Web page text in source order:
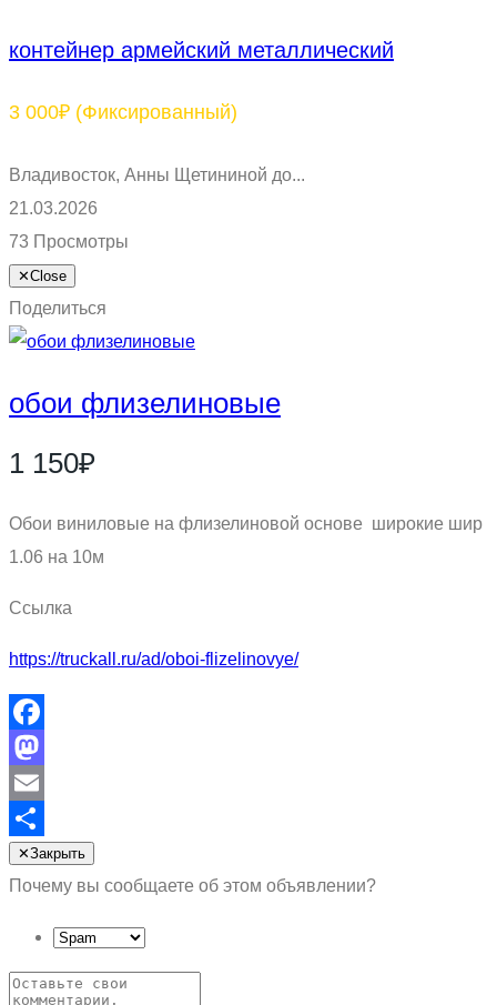
контейнер армейский металлический
3 000₽ (Фиксированный)
Владивосток, Анны Щетининой до...
21.03.2026
73 Просмотры
✕Close
Поделиться
обои флизелиновые
1 150₽
Обои виниловые на флизелиновой основе широкие шир
1.06 на 10м
Ссылка
https://truckall.ru/ad/oboi-flizelinovye/
Facebook
Mastodon
Email
Отправить
✕Закрыть
Почему вы сообщаете об этом объявлении?